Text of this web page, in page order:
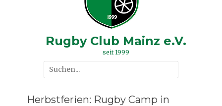
Rugby Club Mainz e.V.
seit 1999
Suche
nach:
Herbstferien: Rugby Camp in